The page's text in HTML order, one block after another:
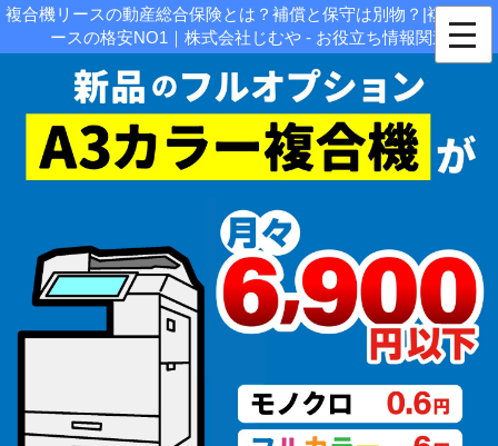
複合機リースの動産総合保険とは？補償と保守は別物？|複合機リ
ースの格安NO1｜株式会社じむや - お役立ち情報関連